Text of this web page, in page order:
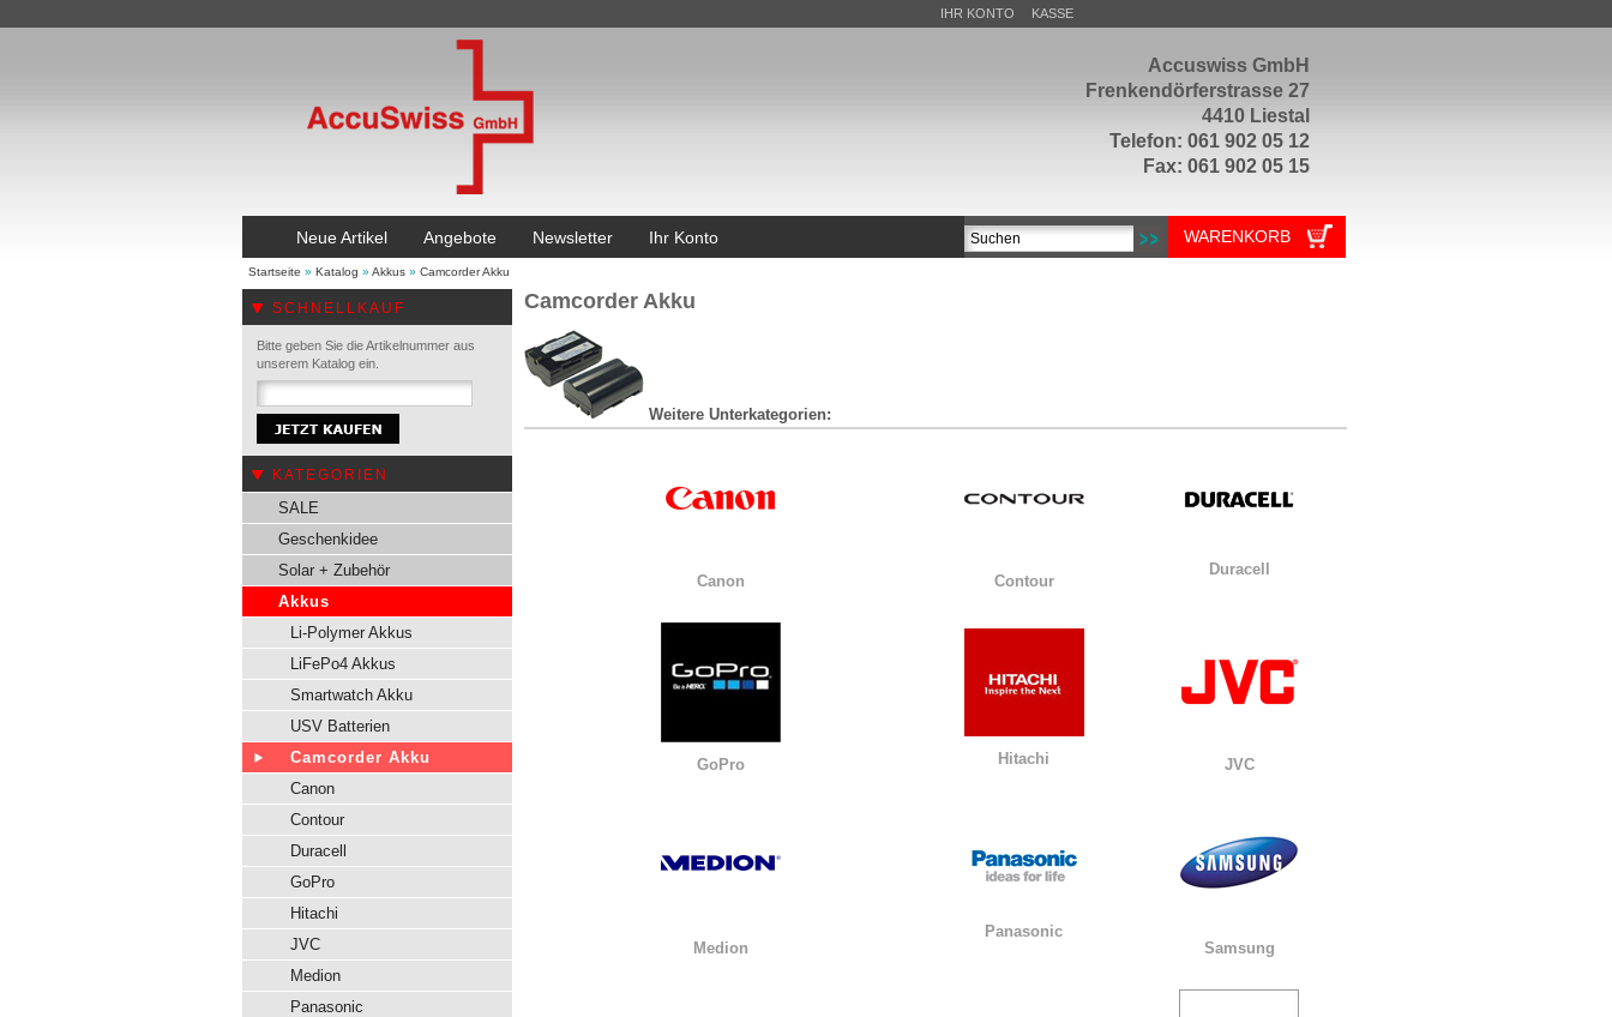
Accuswiss GmbH
Frenkendörferstrasse 27
4410 Liestal
Telefon: 061 902 05 12
Fax: 061 902 05 15
IHR KONTO KASSE
Neue Artikel Angebote Newsletter Ihr Konto WARENKORB
Startseite » Katalog » Akkus » Camcorder Akku
SCHNELLKAUF
Bitte geben Sie die Artikelnummer aus
unserem Katalog ein.
KATEGORIEN
SALE
Geschenkidee
Solar + Zubehör
Akkus
Li-Polymer Akkus
LiFePo4 Akkus
Smartwatch Akku
USV Batterien
Camcorder Akku
Canon
Contour
Duracell
GoPro
Hitachi
JVC
Medion
Panasonic
Camcorder Akku
Weitere Unterkategorien:
Canon Contour
Duracell
GoPro Hitachi JVC
Medion
Panasonic
Samsung